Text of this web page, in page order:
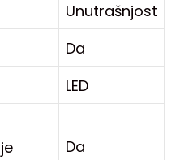
Unutrašnjost
Da
LED
Da